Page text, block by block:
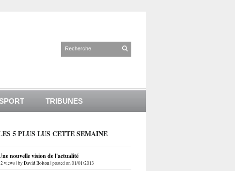
TRIBUNES
5 PLUS LUS CETTE SEMAINE
nouvelle vision de l'actualité
views|byDavid Bolton|posted on 01/01/2013